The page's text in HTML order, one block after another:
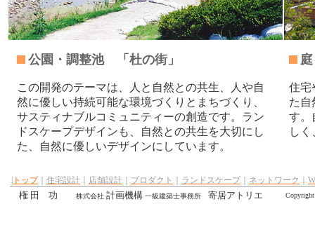
公園・調整池 「杜の街」
この開発のテーマは、人と自然との共生、人や自
然に優しい持続可能な環境づくりとまちづくり、
サスティナブルコミュニティーの創造です。ラン
ドスケープデザインも、自然との共生を大切にし
た、自然に優しいデザインにしています。
住宅
た自
す。
し
トップ｜ 住宅設計 店舗設計 プロダクト ランドスケープ ネットワーク
権 田 功 株式会社 計画機構 一級建築士事務所 寄居アトリエ